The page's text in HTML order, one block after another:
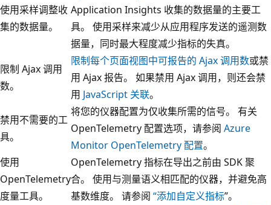
使用采样调整收
集的数据量。
Application Insights 收集的数据量的主要工
具。 使用采样来减少从应用程序发送的遥测数
据量，同时最大程度减少指标的失真。
限制 Ajax 调用
数。
限制每个页面视图中可报告的 Ajax 调用数或禁
用 Ajax 报告。 如果禁用 Ajax 调用，则还会禁
用 JavaScript 关联。
禁用不需要的工
具。
将您的仪器配置为仅收集所需的信号。 有关
OpenTelemetry 配置选项，请参阅 Azure
Monitor OpenTelemetry 配置。
使用
OpenTelemetry
度量工具。
OpenTelemetry 指标在导出之前由 SDK 聚
合。 使用与测量语义相匹配的仪器，并避免高
基数维度。 请参阅 “添加自定义指标”。